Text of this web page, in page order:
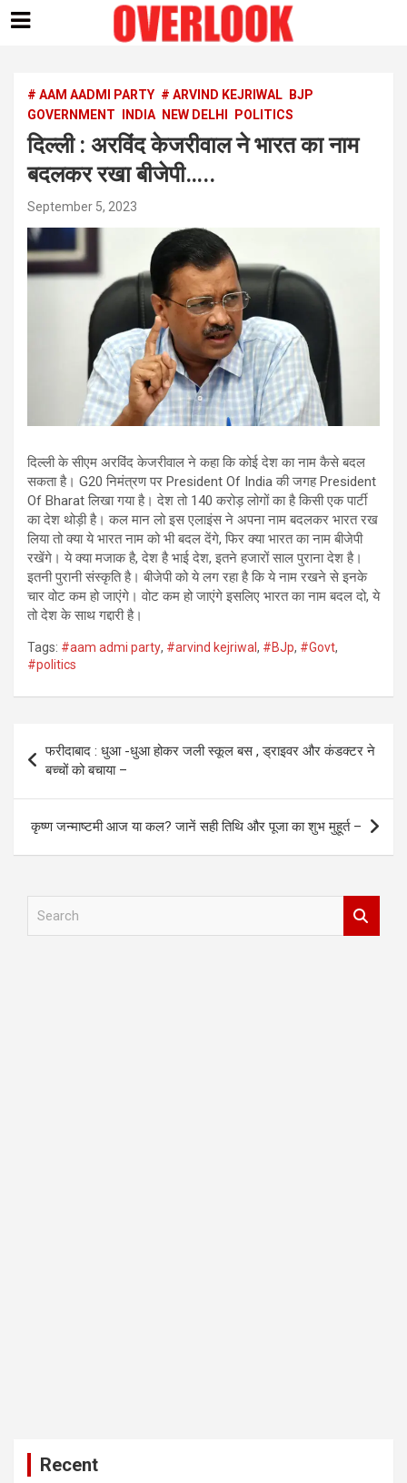
content# AAM AADMI PARTY # ARVIND KEJRIWAL
BJP
GOVERNMENT
INDIA NEW DELHI POLITICS
दिल्ली : अरविंद केजरीवाल ने भारत का नाम
बदलकर रखा बीजेपी…..
September 5, 2023
दिल्ली के सीएम अरविंद केजरीवाल ने कहा कि कोई देश का नाम कैसे बदल
सकता है। G20 निमंत्रण पर President Of India की जगह President
Of Bharat लिखा गया है। देश तो 140 करोड़ लोगों का है किसी एक पार्टी
का देश थोड़ी है। कल मान लो इस एलाइंस ने अपना नाम बदलकर भारत रख
लिया तो क्या ये भारत नाम को भी बदल देंगे, फिर क्या भारत का नाम बीजेपी
रखेंगे। ये क्या मजाक है, देश है भाई देश, इतने हजारों साल पुराना देश है।
इतनी पुरानी संस्कृति है। बीजेपी को ये लग रहा है कि ये नाम रखने से इनके
चार वोट कम हो जाएंगे। वोट कम हो जाएंगे इसलिए भारत का नाम बदल दो, ये
तो देश के साथ गद्दारी है।
Tags: #aam admi party, #arvind kejriwal , #BJp, #Govt,
#politics
Post
navigation
फरीदाबाद : धुआ -धुआ होकर जली स्कूल बस , ड्राइवर और कंडक्टर ने
बच्चों को बचाया –
कृष्ण जन्माष्टमी आज या कल? जानें सही तिथि और पूजा का शुभ मुहूर्त –
Recent